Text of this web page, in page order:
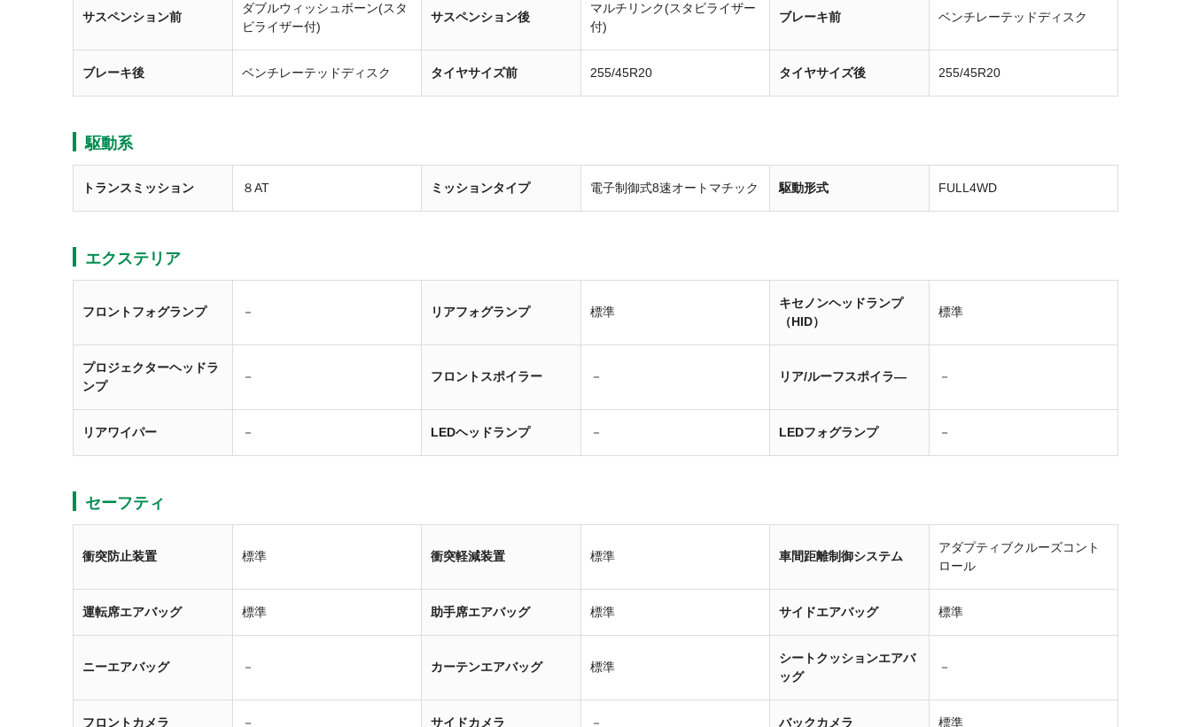
サスペンション前
ダブルウィッシュボーン(スタ
ビライザー付)
サスペンション後
マルチリンク(スタビライザー
付)
ブレーキ前 ベンチレーテッドディスク
ブレーキ後 ベンチレーテッドディスク タイヤサイズ前 255/45R20 タイヤサイズ後 255/45R20
駆動系
トランスミッション ８AT ミッションタイプ 電子制御式8速オートマチック 駆動形式 FULL4WD
エクステリア
フロントフォグランプ － リアフォグランプ 標準
キセノンヘッドランプ
（HID）
標準
プロジェクターヘッドラ
ンプ
－ フロントスポイラー － リア/ルーフスポイラ― －
リアワイパー － LEDヘッドランプ － LEDフォグランプ －
セーフティ
衝突防止装置 標準 衝突軽減装置 標準 車間距離制御システム
アダプティブクルーズコント
ロール
運転席エアバッグ 標準 助手席エアバッグ 標準 サイドエアバッグ 標準
ニーエアバッグ － カーテンエアバッグ 標準
シートクッションエアバ
ッグ
－
フロントカメラ － サイドカメラ － バックカメラ 標準